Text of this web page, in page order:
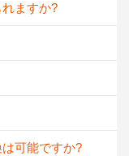
ますか?
可能ですか?